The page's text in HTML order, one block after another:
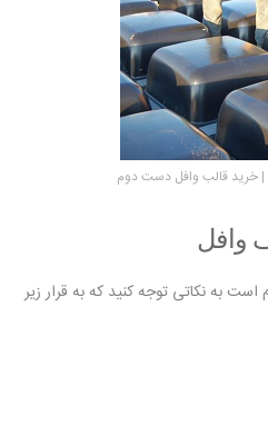
| خرید قالب وافل دست دوم
وافل
است به نکاتی توجه کنید که به قرار زیر